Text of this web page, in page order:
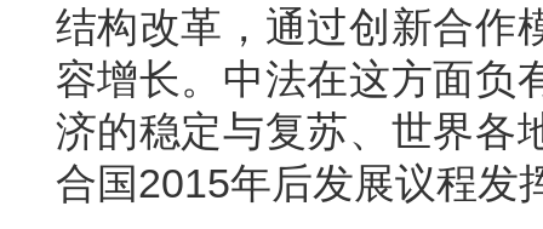
结构改革，通过创新合作
容增长。中法在这方面负
济的稳定与复苏、世界各
合国2015年后发展议程发